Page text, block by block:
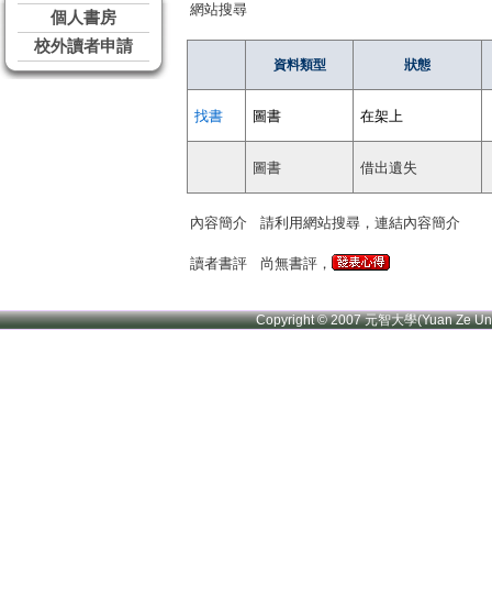
個人書房
校外讀者申請
網站搜尋
資料類型 狀態
找書 圖書 在架上
圖書 借出遺失
內容簡介 請利用網站搜尋，連結內容簡介
讀者書評 尚無書評，
Copyright © 2007 元智大學(Yuan Ze